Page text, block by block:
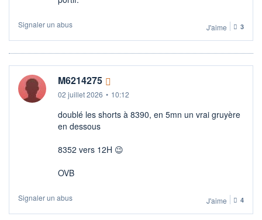
Signaler un abus J'aime 3
M6214275
02 juillet 2026 • 10:12
doublé les shorts à 8390, en 5mn un vrai gruyère
en dessous
8352 vers 12H 😉​
OVB
Signaler un abus J'aime 4